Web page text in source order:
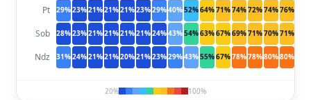
Pt 29%23%21%21%21%23%29%40%52%64%71%74%72%74%76%
Sob 28%23%21%21%21%21%24%43%54%63%67%69%71%70%71%
Ndz 31%24%21%21%20%21%23%29%43%55%67%78%78%80%80%
20% 100%